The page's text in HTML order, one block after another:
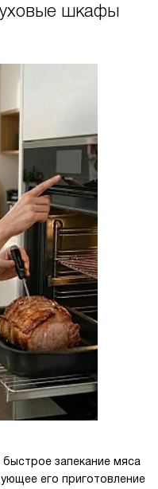
шкафы
запекание мяса
его приготовление